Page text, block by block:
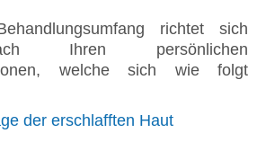
richtet sich
Ihren persönlichen
welche sich wie folgt
der erschlafften Haut